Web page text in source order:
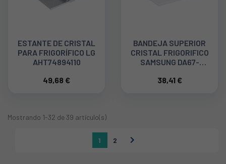
ESTANTE DE CRISTAL
PARA FRIGORÍFICO LG
AHT74894110
49,68 €
BANDEJA SUPERIOR
CRISTAL FRIGORIFICO
SAMSUNG DA67-
38,41 €
Mostrando 1-32 de 39 artículo(s)
1 2 